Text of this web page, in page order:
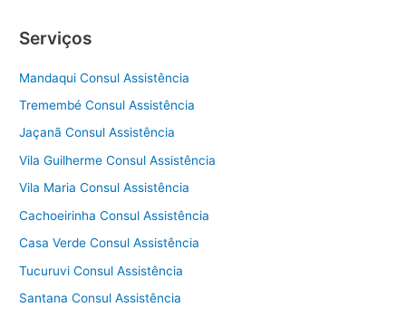
Serviços
Mandaqui Consul Assistência
Tremembé Consul Assistência
Jaçanã Consul Assistência
Vila Guilherme Consul Assistência
Vila Maria Consul Assistência
Cachoeirinha Consul Assistência
Casa Verde Consul Assistência
Tucuruvi Consul Assistência
Santana Consul Assistência